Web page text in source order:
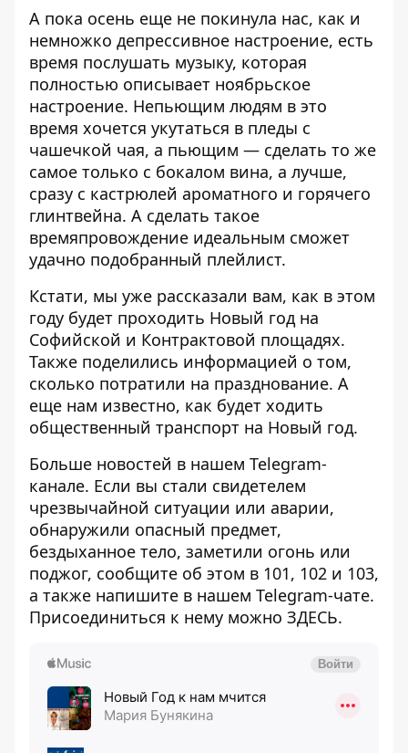
А пока осень еще не покинула нас, как и
немножко депрессивное настроение, есть
время послушать музыку, которая
полностью описывает ноябрьское
настроение. Непьющим людям в это
время хочется укутаться в пледы с
чашечкой чая, а пьющим — сделать то же
самое только с бокалом вина, а лучше,
сразу с кастрюлей ароматного и горячего
глинтвейна. А сделать такое
времяпровождение идеальным сможет
удачно подобранный плейлист.
Кстати, мы уже рассказали вам, как в этом
году будет проходить Новый год на
Софийской и Контрактовой площадях.
Также поделились информацией о том,
сколько потратили на празднование. А
еще нам известно, как будет ходить
общественный транспорт на Новый год.
Больше новостей в нашем Telegram-
канале. Если вы стали свидетелем
чрезвычайной ситуации или аварии,
обнаружили опасный предмет,
бездыханное тело, заметили огонь или
поджог, сообщите об этом в 101, 102 и 103,
а также напишите в нашем Telegram-чате.
Присоединиться к нему можно ЗДЕСЬ.